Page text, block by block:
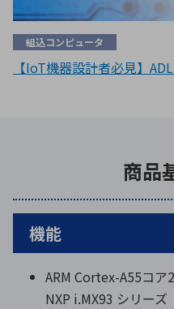
組込コンピュータ
【IoT機器設計者必見】
商品
機能
ARM Cortex-A55コ
NXP i.MX93 シリーズ